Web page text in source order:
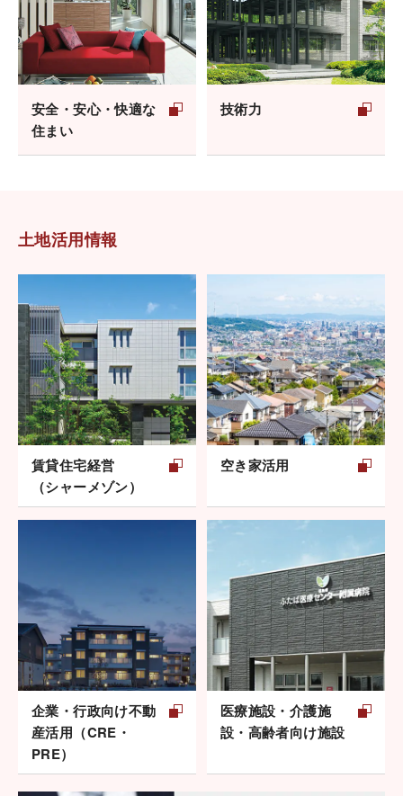
安全・安心・快適な
住まい
技術力
土地活用情報
賃貸住宅経営
（シャーメゾン）
空き家活用
企業・行政向け不動
産活用（CRE・
PRE）
医療施設・介護施
設・高齢者向け施設